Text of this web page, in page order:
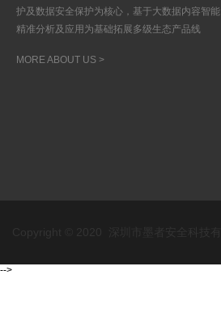
护及数据安全保护为核心，基于大数据内容智能
精准分析及应用为基础拓展多级生态产品线
MORE ABOUT US >
-->